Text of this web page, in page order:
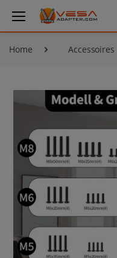
Home Accessoires